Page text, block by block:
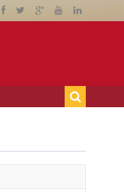
› 10/06/2011: 举办贸易博览会的